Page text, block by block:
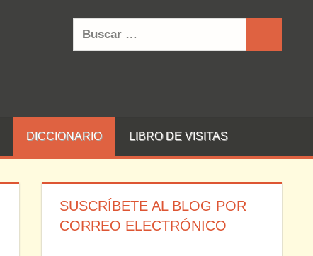
Buscar:
DICCIONARIO LIBRO DE VISITAS
SUSCRÍBETE AL BLOG POR
CORREO ELECTRÓNICO